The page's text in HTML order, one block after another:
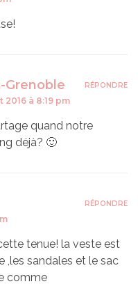
Grenoble
2016 à 8:19 pm
quand notre
déjà? 🙂
RÉPONDRE
tenue! la veste est
,les sandales et le sac
comme
RÉPONDRE